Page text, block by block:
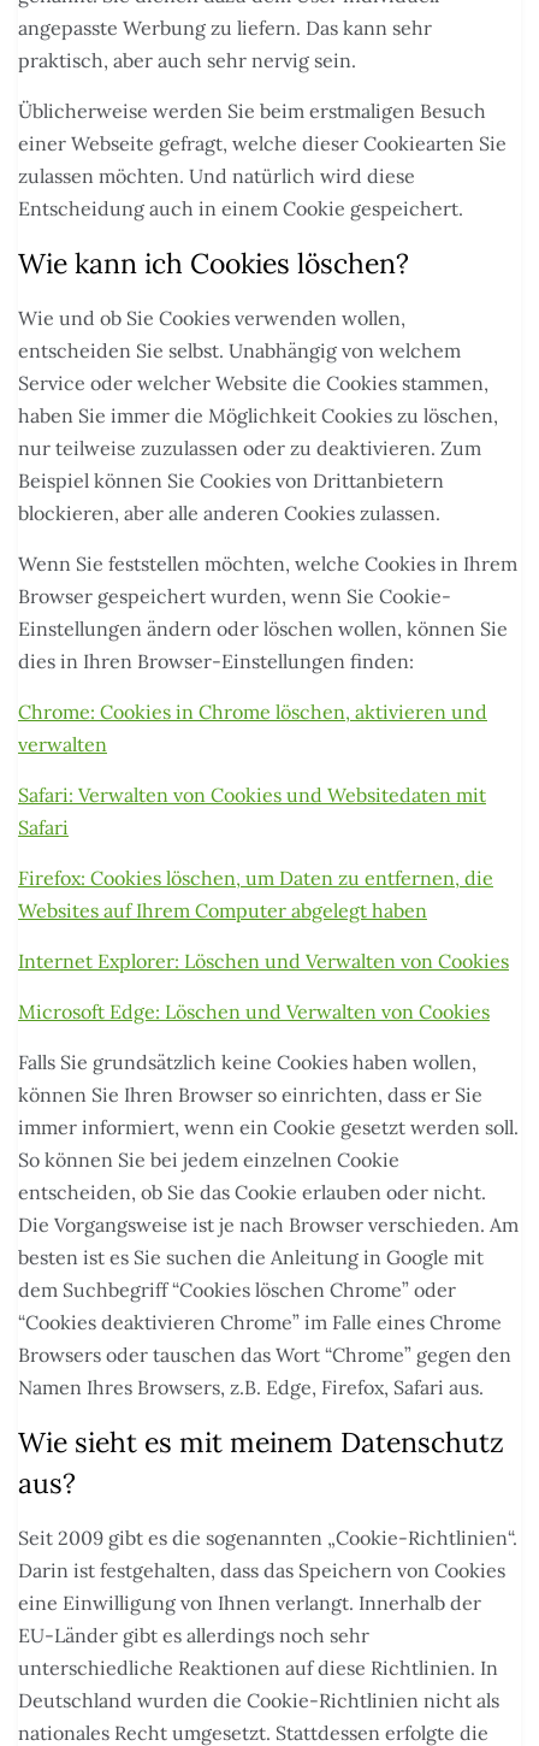
angepasste Werbung zu liefern. Das kann sehr
praktisch, aber auch sehr nervig sein.
Üblicherweise werden Sie beim erstmaligen Besuch
einer Webseite gefragt, welche dieser Cookiearten Sie
zulassen möchten. Und natürlich wird diese
Entscheidung auch in einem Cookie gespeichert.
Wie kann ich Cookies löschen?
Wie und ob Sie Cookies verwenden wollen,
entscheiden Sie selbst. Unabhängig von welchem
Service oder welcher Website die Cookies stammen,
haben Sie immer die Möglichkeit Cookies zu löschen,
nur teilweise zuzulassen oder zu deaktivieren. Zum
Beispiel können Sie Cookies von Drittanbietern
blockieren, aber alle anderen Cookies zulassen.
Wenn Sie feststellen möchten, welche Cookies in Ihrem
Browser gespeichert wurden, wenn Sie Cookie-
Einstellungen ändern oder löschen wollen, können Sie
dies in Ihren Browser-Einstellungen finden:
Chrome: Cookies in Chrome löschen, aktivieren und
verwalten
Safari: Verwalten von Cookies und Websitedaten mit
Safari
Firefox: Cookies löschen, um Daten zu entfernen, die
Websites auf Ihrem Computer abgelegt haben
Internet Explorer: Löschen und Verwalten von Cookies
Microsoft Edge: Löschen und Verwalten von Cookies
Falls Sie grundsätzlich keine Cookies haben wollen,
können Sie Ihren Browser so einrichten, dass er Sie
immer informiert, wenn ein Cookie gesetzt werden soll.
So können Sie bei jedem einzelnen Cookie
entscheiden, ob Sie das Cookie erlauben oder nicht.
Die Vorgangsweise ist je nach Browser verschieden. Am
besten ist es Sie suchen die Anleitung in Google mit
dem Suchbegriff “Cookies löschen Chrome” oder
“Cookies deaktivieren Chrome” im Falle eines Chrome
Browsers oder tauschen das Wort “Chrome” gegen den
Namen Ihres Browsers, z.B. Edge, Firefox, Safari aus.
Wie sieht es mit meinem Datenschutz
aus?
Seit 2009 gibt es die sogenannten „Cookie-Richtlinien“.
Darin ist festgehalten, dass das Speichern von Cookies
eine Einwilligung von Ihnen verlangt. Innerhalb der
EU-Länder gibt es allerdings noch sehr
unterschiedliche Reaktionen auf diese Richtlinien. In
Deutschland wurden die Cookie-Richtlinien nicht als
nationales Recht umgesetzt. Stattdessen erfolgte die